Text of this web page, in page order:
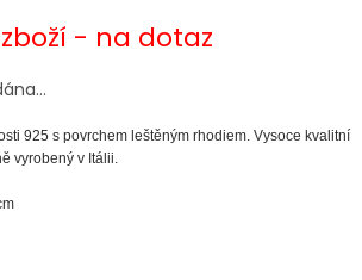
- na dotaz
925 s povrchem leštěným rhodiem. Vysoce kvalitní
vyrobený v Itálii.